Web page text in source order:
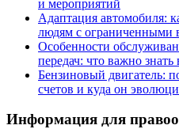
и мероприятий
Адаптация автомобиля:
людям с ограниченными
Особенности
передач: что важно знать
Бензиновый двигатель:
счетов и куда он
Информация для